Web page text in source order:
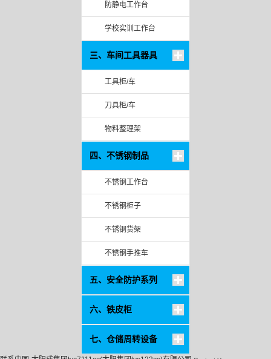
防静电工作台
学校实训工作台
三、车间工具器具
工具柜/车
刀具柜/车
物料整理架
四、不锈钢制品
不锈钢工作台
不锈钢柜子
不锈钢货架
不锈钢手推车
五、安全防护系列
六、铁皮柜
七、仓储周转设备